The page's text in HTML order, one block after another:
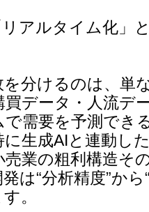
アルタイム化」
分けるのは、単
データ・人流デ
需要を予測でき
生成AIと連動し
業の粗利構造そ
は“分析精度”から
。